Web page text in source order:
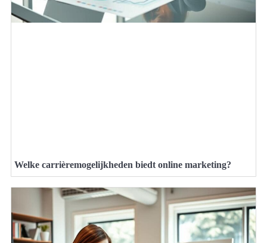
Welke carrièremogelijkheden biedt online marketing?